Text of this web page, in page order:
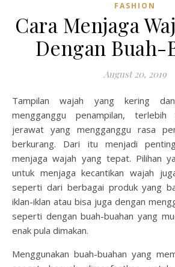
FASHION
Cara Menjaga
Dengan Buah-
August 20, 2019
Tampilan wajah yang kering dan kusam pastinya
mengganggu penampilan, terlebih
jerawat yang mengganggu rasa
berkurang. Dari itu menjadi
menjaga wajah yang tepat. Pilihan
untuk menjaga kecantikan wajah
seperti dari berbagai produk yang
iklan-iklan atau bisa juga dengan
seperti dengan buah-buahan yang
enak pula dimakan.
Menggunakan buah-buahan yang